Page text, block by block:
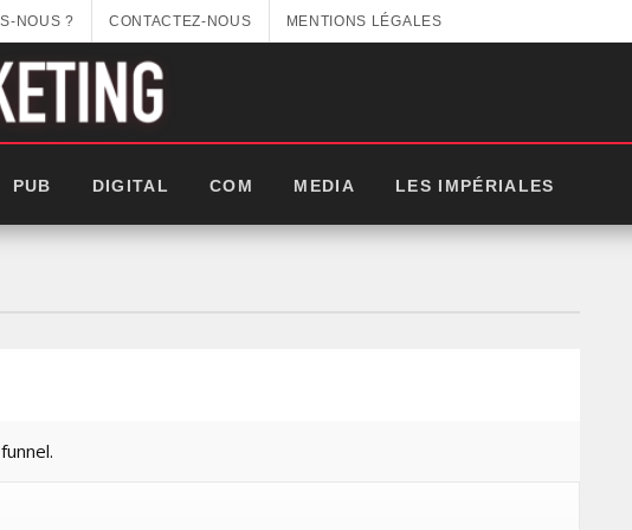
NOUS ? CONTACTEZ-NOUS MENTIONS LÉGALES
PUB DIGITAL COM MEDIA LES IMPÉRIALES